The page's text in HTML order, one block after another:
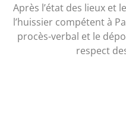
Après l’état des lieux et
l’huissier compétent à
procès-verbal et le
respect